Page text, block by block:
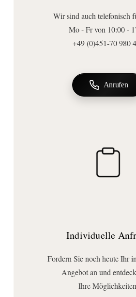
Zubehörart:
Montageart:
Wir sind auch telefonisch
Mo - Fr von 10:00 -
+49 (0)451-70 980
Anrufen
Individuelle
Fordern Sie noch heute Ihr
Angebot an und
Ihre